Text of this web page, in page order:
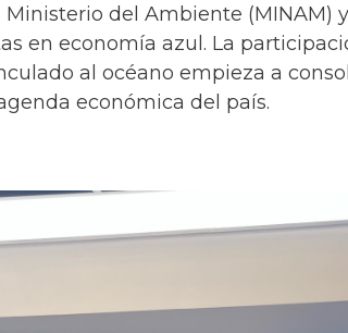
Ministerio del Ambiente (MINAM)
en economía azul. La
al océano empieza a
económica del país.